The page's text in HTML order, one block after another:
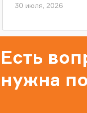
30 июля, 2026
Есть
нужна